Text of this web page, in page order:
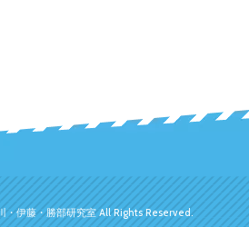
・伊藤・勝部研究室 All Rights Reserved.